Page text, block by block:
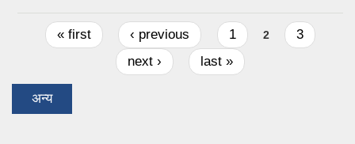
Pages
« first ‹ previous 1 2
3
next ›
last »
अन्य